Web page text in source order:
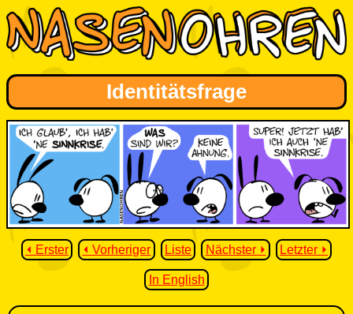
Identitätsfrage
⏴ Erster ⏴ Vorheriger Liste Nächster ⏵ Letzter ⏵
In English